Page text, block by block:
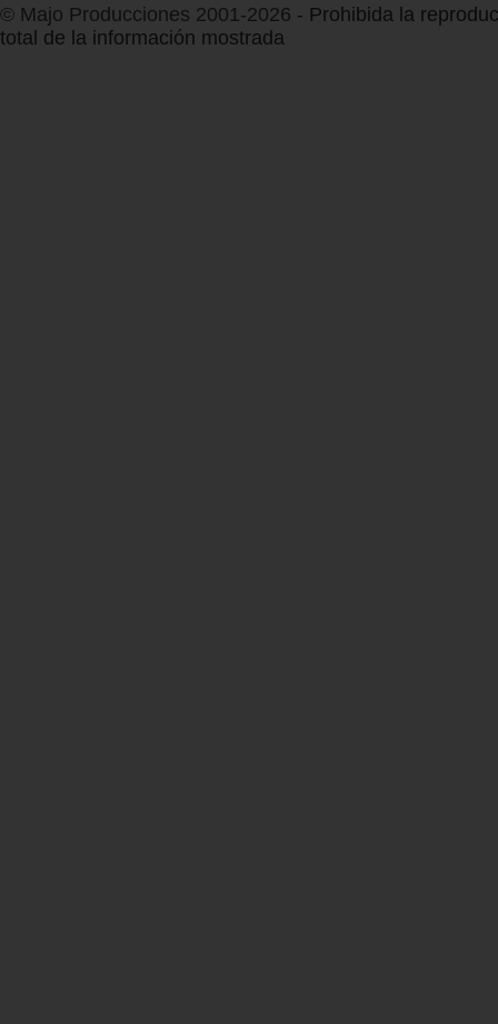
© Majo Producciones 2001-2026 - Prohibida la
total de la información mostrada